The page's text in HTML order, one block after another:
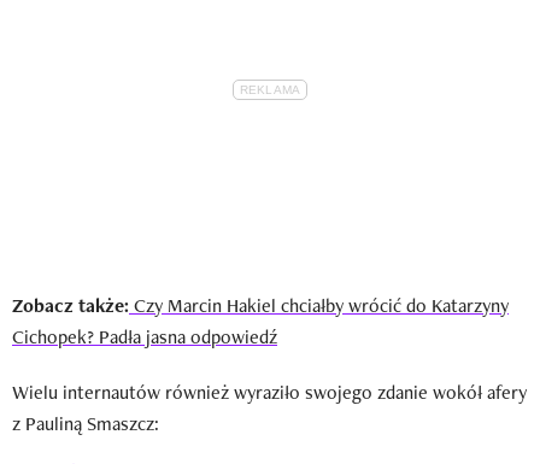
Zobacz także: Czy Marcin Hakiel chciałby wrócić do Katarzyny
Cichopek? Padła jasna odpowiedź
Wielu internautów również wyraziło swojego zdanie wokół afery
z Pauliną Smaszcz: